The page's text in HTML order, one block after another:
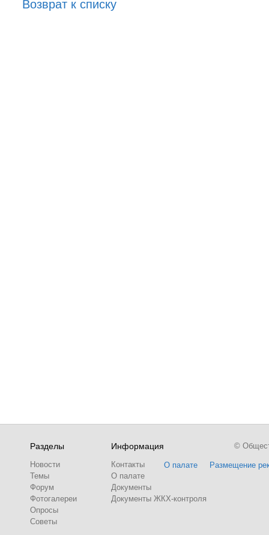
Возврат к списку
Разделы
Новости
Темы
Форум
Фотогалереи
Опросы
Советы
Информация
Контакты
О палате
Документы
Документы ЖКХ-контроля
О палате Размещение
©